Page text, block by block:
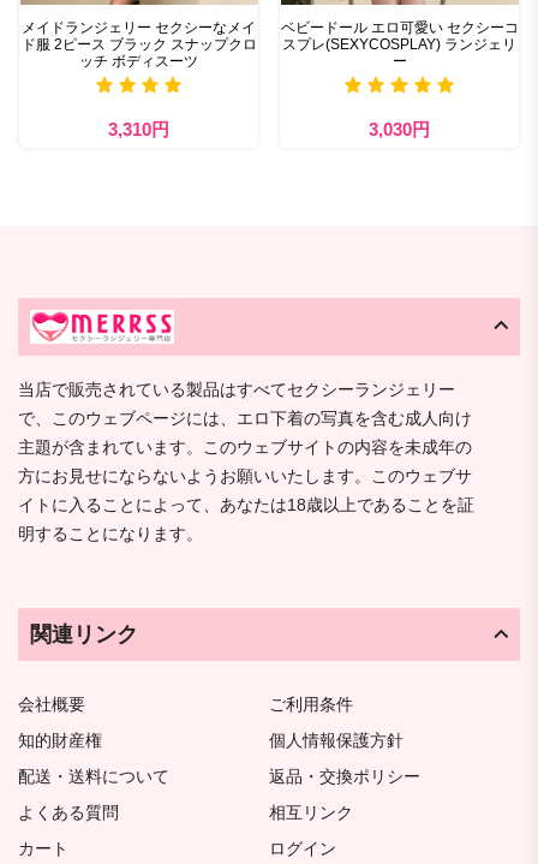
メイドランジェリー セクシーなメイ
ド服 2ピース ブラック スナップクロ
ッチ ボディスーツ
3,310円
ベビードール エロ可愛い セクシーコ
スプレ(SEXYCOSPLAY) ランジェリ
ー
3,030円
当店で販売されている製品はすべてセクシーランジェリー
で、このウェブページには、エロ下着の写真を含む成人向け
主題が含まれています。このウェブサイトの内容を未成年の
方にお見せにならないようお願いいたします。このウェブサ
イトに入ることによって、あなたは18歳以上であることを証
明することになります。
関連リンク
会社概要
ご利用条件
知的財産権
個人情報保護方針
配送・送料について
返品・交換ポリシー
よくある質問
相互リンク
カート
ログイン